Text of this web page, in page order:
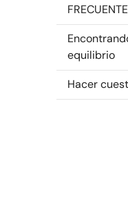
equilibrio
Hacer